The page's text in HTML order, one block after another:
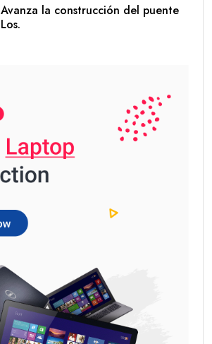
Avanza la construcción del puente
Los.